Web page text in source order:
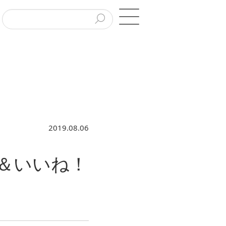
2019.08.06
いね！